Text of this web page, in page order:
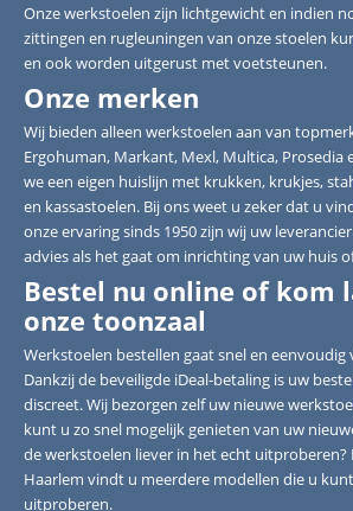
Onze werkstoelen zijn lichtgewicht en indien
zittingen en rugleuningen van onze stoelen
en ook worden uitgerust met voetsteunen.
Onze merken
Wij bieden alleen werkstoelen aan van
Ergohuman, Markant, Mexl, Multica, Prosedia
we een eigen huislijn met krukken, krukjes,
en kassastoelen. Bij ons weet u zeker dat u
onze ervaring sinds 1950 zijn wij uw
advies als het gaat om inrichting van uw huis
Bestel nu online of kom
onze toonzaal
Werkstoelen bestellen gaat snel en eenvoudig
Dankzij de beveiligde iDeal-betaling is uw
discreet. Wij bezorgen zelf uw nieuwe
kunt u zo snel mogelijk genieten van uw
de werkstoelen liever in het echt
Haarlem vindt u meerdere modellen die u
uitproberen.